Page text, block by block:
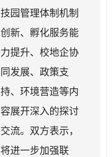
技园管理体制机制
创新、孵化服务能
力提升、校地企协
同发展、政策支
持、环境营造等内
容展开深入的探讨
交流。双方表示，
将进一步加强联